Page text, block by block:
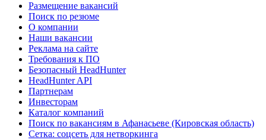
Размещение вакансий
Поиск по резюме
О компании
Наши вакансии
Реклама на сайте
Требования к ПО
Безопасный HeadHunter
HeadHunter API
Партнерам
Инвесторам
Каталог компаний
Поиск по вакансиям в Афанасьеве (Кировская область)
Сетка: соцсеть для нетворкинга